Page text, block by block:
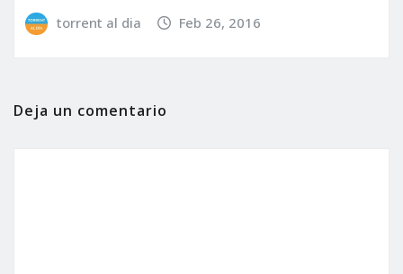
torrent al dia Feb 26, 2016
Deja un comentario